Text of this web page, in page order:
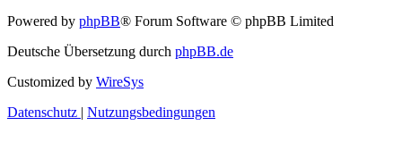
Powered by phpBB® Forum Software © phpBB Limited
Deutsche Übersetzung durch phpBB.de
Customized by WireSys
Datenschutz | Nutzungsbedingungen